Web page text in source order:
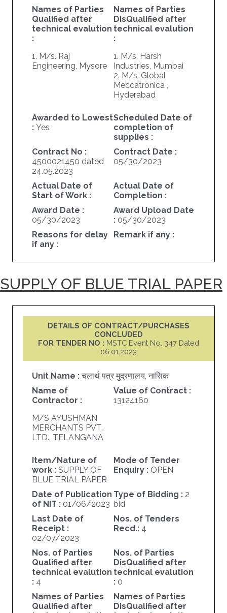
Names of Parties
Qualified after
technical evalution
:
1. M/s. Raj
Engineering, Mysore
Names of Parties
DisQualified after
technical evalution
:
1. M/s. Harsh
Industries, Mumbai
2. M/s. Global
Meccatronica ,
Hyderabad
Awarded to Lowest
: Yes
Scheduled Date of
completion of
supplies :
Contract No :
4500021450 dated
24.05.2023
Contract Date :
05/30/2023
Actual Date of
Start of Work :
Actual Date of
Completion :
Award Date :
05/30/2023
Award Upload Date
: 05/30/2023
Reasons for delay
if any :
Remark if any :
SUPPLY OF BLUE TRIAL PAPER
DETAILS OF CONTRACT/PURCHASES
CONCLUDED
FOR TENDER NO : MSTC Event No. 347 Dated
06.01.2023
Unit Name : चलार्थ पत्र मुद्रणालय, नासिक
Name of
Contractor :
M/S AYUSHMAN
MERCHANTS PVT.
LTD., TELANGANA
Value of Contract :
13124160
Item/Nature of
work : SUPPLY OF
BLUE TRIAL PAPER
Mode of Tender
Enquiry : OPEN
Date of Publication
of NIT : 01/06/2023
Type of Bidding : 2
bid
Last Date of
Receipt :
02/07/2023
Nos. of Tenders
Recd.: 4
Nos. of Parties
Qualified after
technical evalution
: 4
Nos. of Parties
DisQualified after
technical evalution
: 0
Names of Parties
Qualified after
Names of Parties
DisQualified after